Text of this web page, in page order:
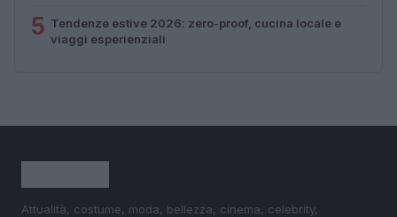
5 Tendenze estive 2026: zero-proof, cucina locale e
viaggi esperienziali
Attualità, costume, moda, bellezza, cinema, celebrity,